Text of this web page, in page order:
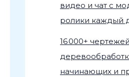
видео и чат с
ролики каждый
16 000+
начинающих и